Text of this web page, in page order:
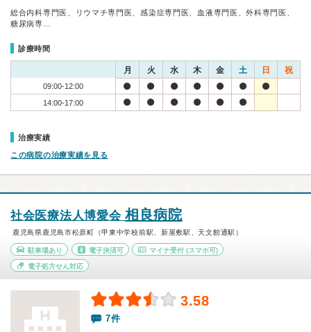
総合内科専門医、リウマチ専門医、感染症専門医、血液専門医、外科専門医、
糖尿病専…
診療時間
月 火 水 木 金 土 日 祝
09:00-12:00
14:00-17:00
治療実績
この病院の治療実績を見る
社会医療法人博愛会 相良病院
鹿児島県鹿児島市松原町（甲東中学校前駅、新屋敷駅、天文館通駅）
駐車場あり 電子決済可 マイナ受付 (スマホ可)
電子処方せん対応
3.58
7件